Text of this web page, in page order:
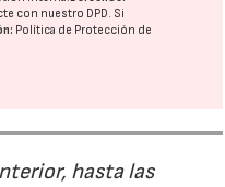
con nuestro DPD. Si
Política de Protección de
hasta las